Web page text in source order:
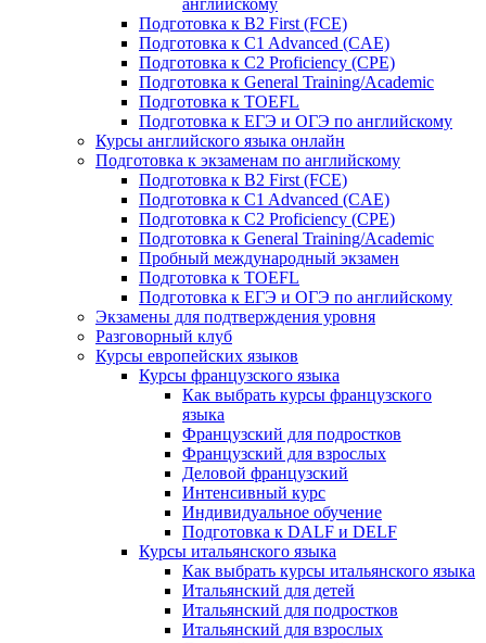
Подготовка к B2 First (FCE)
Подготовка к C1 Advanced (CAE)
Подготовка к C2 Proficiency (CPE)
Подготовка к General Training/Academic
Подготовка к TOEFL
Подготовка к ЕГЭ и ОГЭ по английскому
Курсы английского языка онлайн
Подготовка к экзаменам по английскому
Подготовка к B2 First (FCE)
Подготовка к C1 Advanced (CAE)
Подготовка к C2 Proficiency (CPE)
Подготовка к General Training/Academic
Пробный международный экзамен
Подготовка к TOEFL
Подготовка к ЕГЭ и ОГЭ по английскому
Экзамены для подтверждения уровня
Разговорный клуб
Курсы европейских языков
Курсы французского языка
Как выбрать курсы французского
языка
Французский для подростков
Французский для взрослых
Деловой французский
Интенсивный курс
Индивидуальное обучение
Подготовка к DALF и DELF
Курсы итальянского языка
Как выбрать курсы итальянского языка
Итальянский для детей
Итальянский для подростков
Итальянский для взрослых